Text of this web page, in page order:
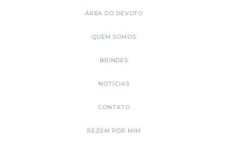
ÁREA DO DEVOTO
QUEM SOMOS
BRINDES
NOTÍCIAS
CONTATO
REZEM POR MIM